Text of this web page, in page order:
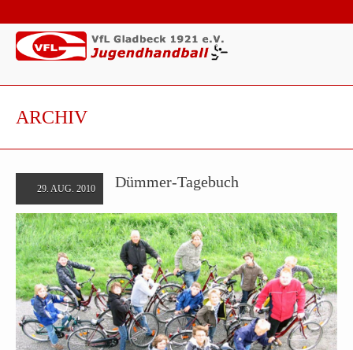
ARCHIV
29. AUG. 2010 Dümmer-Tagebuch